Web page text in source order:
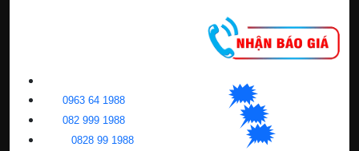
0963 64 1988 🗯
082 999 1988 🗯
0828 99 1988 🗯